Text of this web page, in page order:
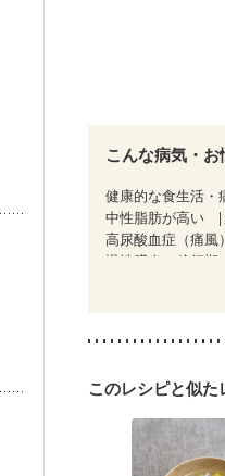
こんな病気・
健康的な食生活・
中性脂肪が高い
高尿酸血症（痛風）
慢性膵炎（移行期
妊婦健診・体重
産後（ミルク）
このレシピと似た